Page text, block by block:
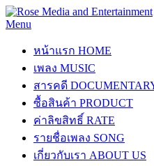
Menu
หน้าแรก HOME
เพลง MUSIC
สารคดี
ซื้อสินค้า PRODUCT
ค่าลิขสิทธิ์ RATE
รายชื่อเพลง SONG
เกี่ยวกับเรา ABOUT US